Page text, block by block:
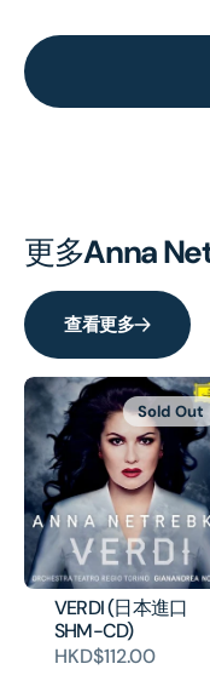
更多Anna
查看更多
VERDI (日本進口
SHM-CD)
HKD$112.00
Sold Out